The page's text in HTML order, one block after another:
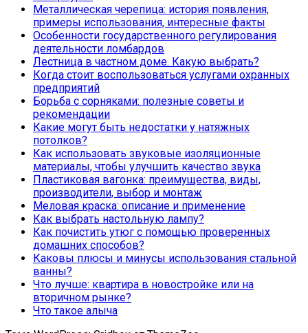
Металлическая черепица: история появления,
примеры использования, интересные факты
Особенности государственного регулирования
деятельности ломбардов
Лестница в частном доме. Какую выбрать?
Когда стоит воспользоваться услугами охранных
предприятий
Борьба с сорняками: полезные советы и
рекомендации
Какие могут быть недостатки у натяжных
потолков?
Как использовать звуковые изоляционные
материалы, чтобы улучшить качество звука
Пластиковая вагонка: преимущества, виды,
производители, выбор и монтаж
Меловая краска: описание и применение
Как выбрать настольную лампу?
Как почистить утюг с помощью проверенных
домашних способов?
Каковы плюсы и минусы использования стальной
ванны?
Что лучше: квартира в новостройке или на
вторичном рынке?
Что такое алыча